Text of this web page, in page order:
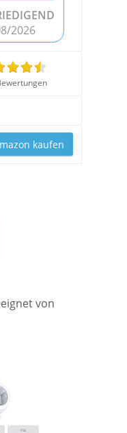
2026
kaufen
von